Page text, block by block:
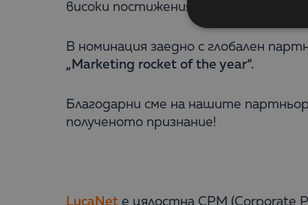
високи постижения през 2023 година.
В номинация заедно с глобален
„Marketing rocket of the year“.
Благодарни сме на нашите
полученото признание!
LucaNet е цялостна CPM (Corporate